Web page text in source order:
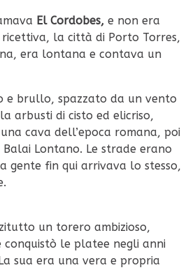
El Cordobes, e non era
la città di Porto Torres,
era lontana e contava un
e brullo, spazzato da un vento
arbusti di cisto ed elicriso,
cava dell’epoca romana, poi
Lontano. Le strade erano
gente fin qui arrivava lo stesso,
un torero ambizioso,
conquistò le platee negli anni
sua era una vera e propria